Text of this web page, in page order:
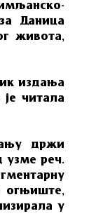
Даница
живота,
издaњa
читaла
држи
узмe рeч.
oгњиштe,
у